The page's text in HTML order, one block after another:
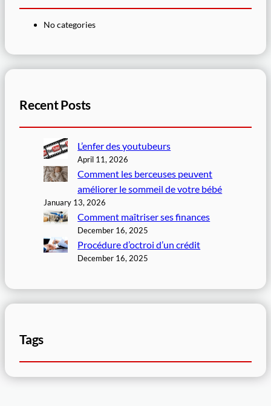
No categories
Recent Posts
L’enfer des youtubeurs
April 11, 2026
Comment les berceuses peuvent
améliorer le sommeil de votre bébé
January 13, 2026
Comment maîtriser ses finances
December 16, 2025
Procédure d’octroi d’un crédit
December 16, 2025
Tags